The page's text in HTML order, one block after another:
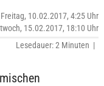
Freitag, 10.02.2017, 4:25 Uhr
15.02.2017, 18:10 Uhr
Lesedauer: 2 Minuten |